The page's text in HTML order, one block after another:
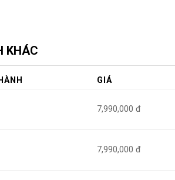
KHÁC
GIÁ
7,990,000 đ
7,990,000 đ